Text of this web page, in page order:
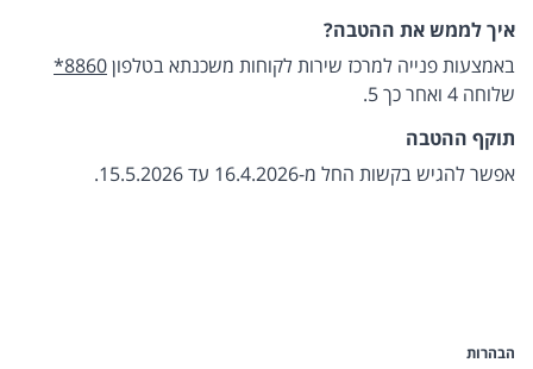
איך לממש את ההטבה?
באמצעות פנייה למרכז שירות לקוחות משכנתא בטלפון*8860
שלוחה 4 ואחר כך 5.
תוקף ההטבה
אפשר להגיש בקשות החל מ-16.4.2026 עד 15.5.2026.
הבהרות